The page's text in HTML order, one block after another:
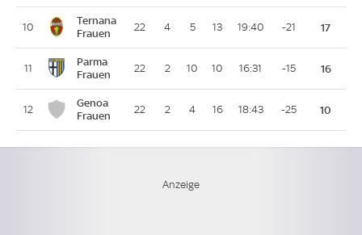
10
Ternana
Frauen
22 4 5 13 19:40 -21 17
11
Parma
Frauen
22 2 10 10 16:31 -15 16
12
Genoa
Frauen
22 2 4 16 18:43 -25 10